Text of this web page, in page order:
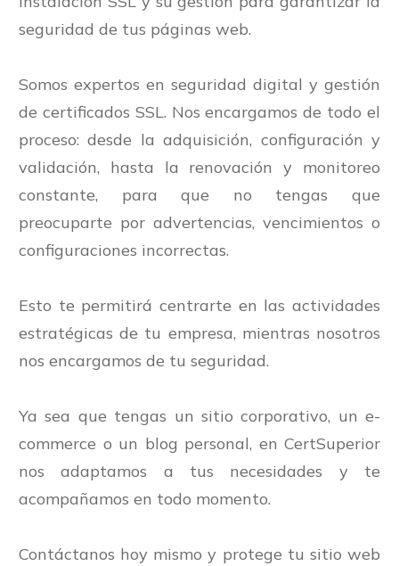
seguridad de tus páginas web.
Somos expertos en seguridad digital y gestión
de certificados SSL. Nos encargamos de todo el
proceso: desde la adquisición, configuración y
validación, hasta la renovación y monitoreo
constante, para que no tengas que
preocuparte por advertencias, vencimientos o
configuraciones incorrectas.
Esto te permitirá centrarte en las actividades
estratégicas de tu empresa, mientras nosotros
nos encargamos de tu seguridad.
Ya sea que tengas un sitio corporativo, un e-
commerce o un blog personal, en CertSuperior
nos adaptamos a tus necesidades y te
acompañamos en todo momento.
Contáctanos hoy mismo y protege tu sitio web